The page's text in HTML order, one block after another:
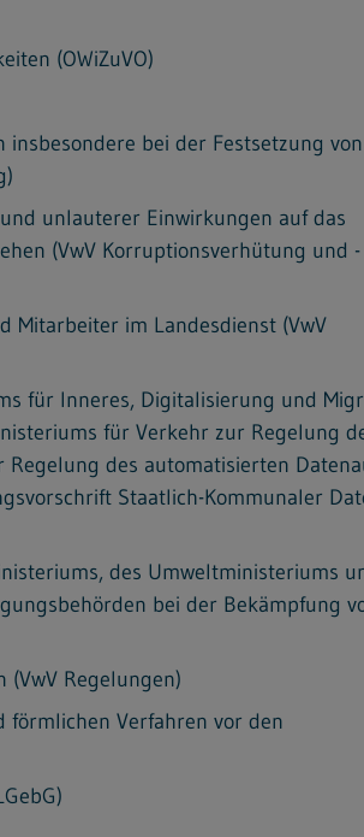
(OWiZuVO)
bei der Festsetzung
unlauterer Einwirkungen auf das
(VwV Korruptionsverhütung und -
Mitarbeiter im Landesdienst (VwV
für Inneres, Digitalisierung und
für Verkehr zur Regelung
des automatisierten
Staatlich-Kommunaler
des Umweltministeriums
bei der Bekämpfung
Regelungen)
Verfahren vor den